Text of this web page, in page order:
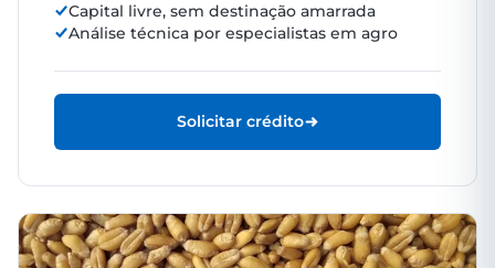
Capital livre, sem destinação amarrada
Análise técnica por especialistas em agro
Solicitar crédito